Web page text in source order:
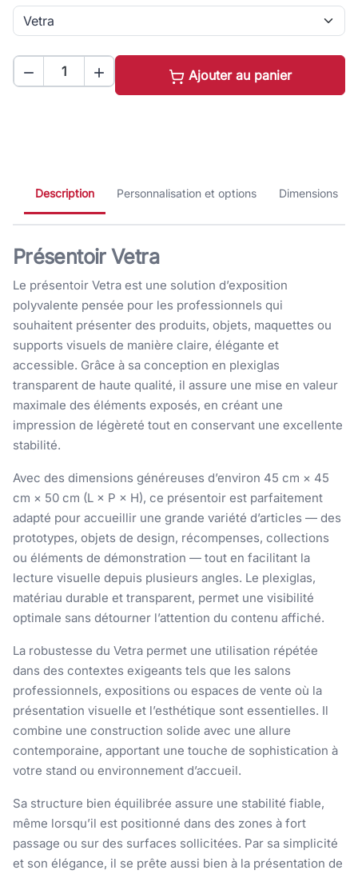
  Ajouter au panier
Description Personnalisation et options Dimensions
Présentoir Vetra
Le présentoir Vetra est une solution d’exposition
polyvalente pensée pour les professionnels qui
souhaitent présenter des produits, objets, maquettes ou
supports visuels de manière claire, élégante et
accessible. Grâce à sa conception en plexiglas
transparent de haute qualité, il assure une mise en valeur
maximale des éléments exposés, en créant une
impression de légèreté tout en conservant une excellente
stabilité.
Avec des dimensions généreuses d’environ 45 cm × 45
cm × 50 cm (L × P × H), ce présentoir est parfaitement
adapté pour accueillir une grande variété d’articles — des
prototypes, objets de design, récompenses, collections
ou éléments de démonstration — tout en facilitant la
lecture visuelle depuis plusieurs angles. Le plexiglas,
matériau durable et transparent, permet une visibilité
optimale sans détourner l’attention du contenu affiché.
La robustesse du Vetra permet une utilisation répétée
dans des contextes exigeants tels que les salons
professionnels, expositions ou espaces de vente où la
présentation visuelle et l’esthétique sont essentielles. Il
combine une construction solide avec une allure
contemporaine, apportant une touche de sophistication à
votre stand ou environnement d’accueil.
Sa structure bien équilibrée assure une stabilité fiable,
même lorsqu’il est positionné dans des zones à fort
passage ou sur des surfaces sollicitées. Par sa simplicité
et son élégance, il se prête aussi bien à la présentation de